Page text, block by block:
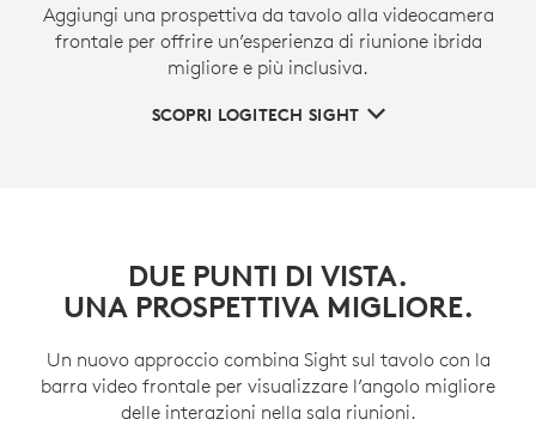
Aggiungi una prospettiva da tavolo alla videocamera
frontale per offrire un’esperienza di riunione ibrida
migliore e più inclusiva.
SCOPRI LOGITECH SIGHT
DUE PUNTI DI VISTA.
UNA PROSPETTIVA MIGLIORE.
Un nuovo approccio combina Sight sul tavolo con la
barra video frontale per visualizzare l’angolo migliore
delle interazioni nella sala riunioni.